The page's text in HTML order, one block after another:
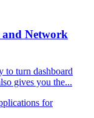
and Network
to turn dashboard
gives you the...